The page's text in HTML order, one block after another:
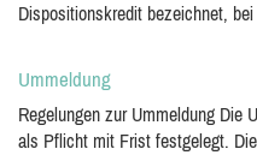
Dispositionskredit bezeichnet,
Ummeldung
Regelungen zur Ummeldung Die
als Pflicht mit Frist festgelegt.